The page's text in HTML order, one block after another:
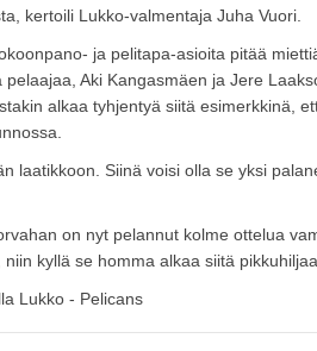
kertoili Lukko-valmentaja Juha Vuori.
ja pelitapa-asioita pitää
Aki Kangasmäen ja Jere
alkaa tyhjentyä siitä esimerkkinä,
laatikkoon. Siinä voisi olla se yksi
on nyt pelannut kolme ottelua
kyllä se homma alkaa siitä
Lukko - Pelicans